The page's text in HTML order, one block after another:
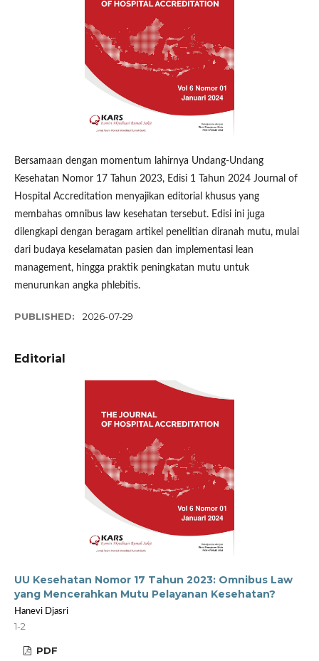
Bersamaan dengan momentum lahirnya Undang-Undang
Kesehatan Nomor 17 Tahun 2023, Edisi 1 Tahun 2024 Journal of
Hospital Accreditation menyajikan editorial khusus yang
membahas omnibus law kesehatan tersebut. Edisi ini juga
dilengkapi dengan beragam artikel penelitian diranah mutu, mulai
dari budaya keselamatan pasien dan implementasi lean
management, hingga praktik peningkatan mutu untuk
menurunkan angka phlebitis.
PUBLISHED: 2026-07-29
Editorial
UU Kesehatan Nomor 17 Tahun 2023: Omnibus Law
yang Mencerahkan Mutu Pelayanan Kesehatan?
Hanevi Djasri
1-2
PDF